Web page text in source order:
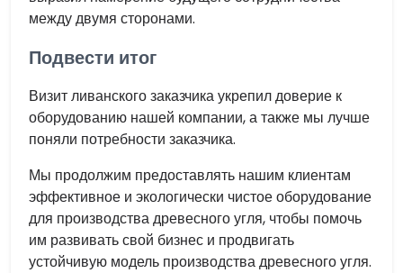
между двумя сторонами.
Подвести итог
Визит ливанского заказчика укрепил доверие к
оборудованию нашей компании, а также мы лучше
поняли потребности заказчика.
Мы продолжим предоставлять нашим клиентам
эффективное и экологически чистое оборудование
для производства древесного угля, чтобы помочь
им развивать свой бизнес и продвигать
устойчивую модель производства древесного угля.